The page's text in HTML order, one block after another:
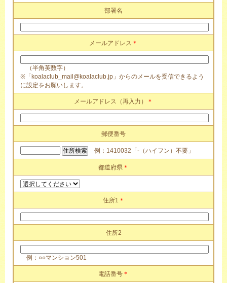
部署名
メールアドレス ＊
（半角英数字）
※「koalaclub_mail@koalaclub.jp」からのメールを受信できるよう
に設定をお願いします。
メールアドレス（再入力） ＊
郵便番号
例：1410032「-（ハイフン）不要」
都道府県 ＊
住所1 ＊
住所2
例：○○マンション501
電話番号 ＊